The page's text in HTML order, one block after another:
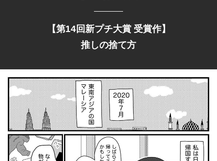
【第14回新プチ大賞 受賞作】
推しの捨て方